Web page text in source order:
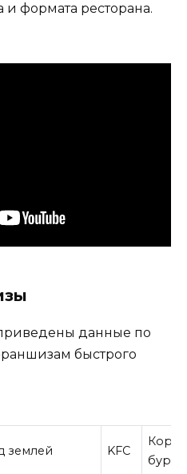
формата ресторана.
данные по
быстрого
землей KFC